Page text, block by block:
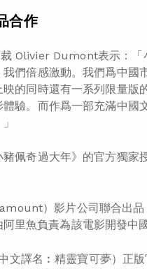
合作
Olivier Dumont表示：「
們倍感激動。我們爲中
的同時還有一系列限量
驗。而作爲一部充滿中
佩奇過大年》的官方獨
）影片公司聯合出
里魚負責為該電影開發中
文譯名︰精靈寶可夢）正